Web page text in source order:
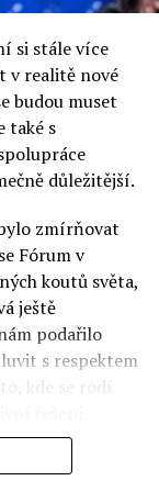
si stále více
v realitě nové
budou muset
také s
důležitější.
zmírňovat
Fórum v
koutů světa,
ještě
podařilo
s respektem
kde se rodí
činnosti je